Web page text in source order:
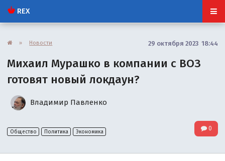
REX
» Новости 29 октября 2023 18:44
Михаил Мурашко в компании с ВОЗ
готовят новый локдаун?
Владимир Павленко
Общество Политика Экономика 0